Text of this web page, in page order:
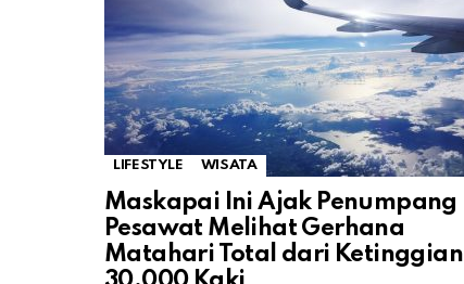
LIFESTYLE WISATA
Maskapai Ini Ajak Penumpang
Pesawat Melihat Gerhana
Matahari Total dari Ketinggian